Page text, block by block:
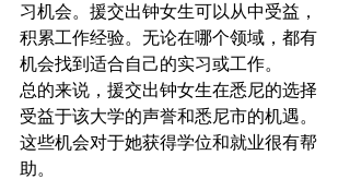
习机会。援交出钟女生可以从中受益，
积累工作经验。无论在哪个领域，都有
机会找到适合自己的实习或工作。
总的来说，援交出钟女生在悉尼的选择
受益于该大学的声誉和悉尼市的机遇。
这些机会对于她获得学位和就业很有帮
助。